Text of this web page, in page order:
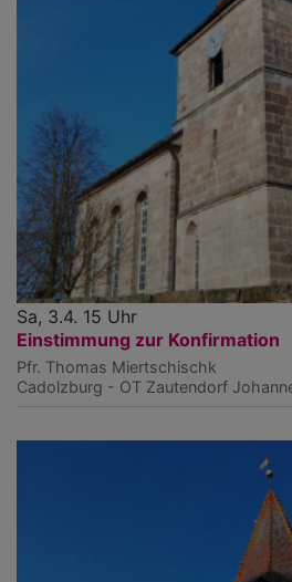
Sa, 3.4. 15 Uhr
Einstimmung zur Konfirmation
Pfr. Thomas Miertschischk
Cadolzburg - OT Zautendorf